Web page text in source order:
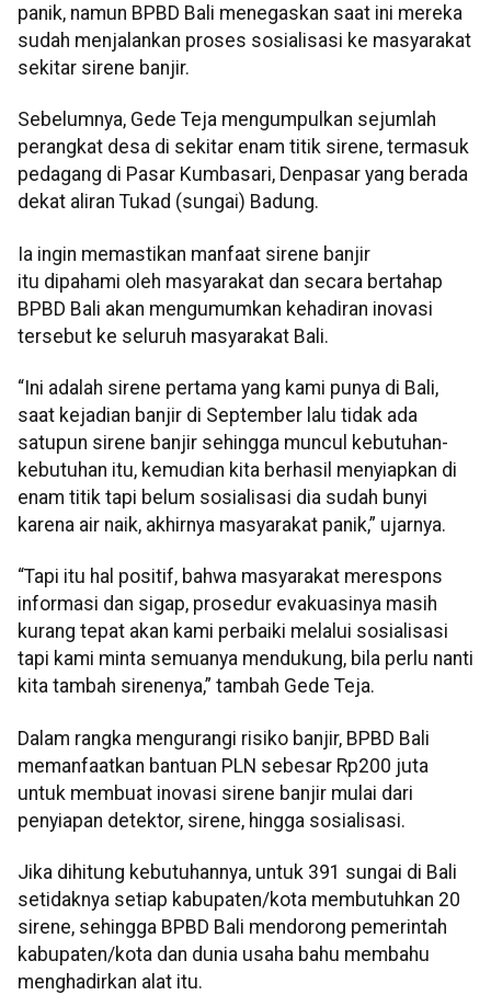
panik, namun BPBD Bali menegaskan saat ini mereka
sudah menjalankan proses sosialisasi ke masyarakat
sekitar sirene banjir.
Sebelumnya, Gede Teja mengumpulkan sejumlah
perangkat desa di sekitar enam titik sirene, termasuk
pedagang di Pasar Kumbasari, Denpasar yang berada
dekat aliran Tukad (sungai) Badung.
Ia ingin memastikan manfaat sirene banjir
itu dipahami oleh masyarakat dan secara bertahap
BPBD Bali akan mengumumkan kehadiran inovasi
tersebut ke seluruh masyarakat Bali.
“Ini adalah sirene pertama yang kami punya di Bali,
saat kejadian banjir di September lalu tidak ada
satupun sirene banjir sehingga muncul kebutuhan-
kebutuhan itu, kemudian kita berhasil menyiapkan di
enam titik tapi belum sosialisasi dia sudah bunyi
karena air naik, akhirnya masyarakat panik,” ujarnya.
“Tapi itu hal positif, bahwa masyarakat merespons
informasi dan sigap, prosedur evakuasinya masih
kurang tepat akan kami perbaiki melalui sosialisasi
tapi kami minta semuanya mendukung, bila perlu nanti
kita tambah sirenenya,” tambah Gede Teja.
Dalam rangka mengurangi risiko banjir, BPBD Bali
memanfaatkan bantuan PLN sebesar Rp200 juta
untuk membuat inovasi sirene banjir mulai dari
penyiapan detektor, sirene, hingga sosialisasi.
Jika dihitung kebutuhannya, untuk 391 sungai di Bali
setidaknya setiap kabupaten/kota membutuhkan 20
sirene, sehingga BPBD Bali mendorong pemerintah
kabupaten/kota dan dunia usaha bahu membahu
menghadirkan alat itu.